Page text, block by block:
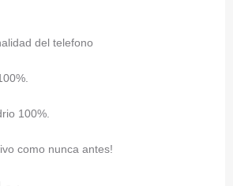
del telefono
100%.
como nunca antes!